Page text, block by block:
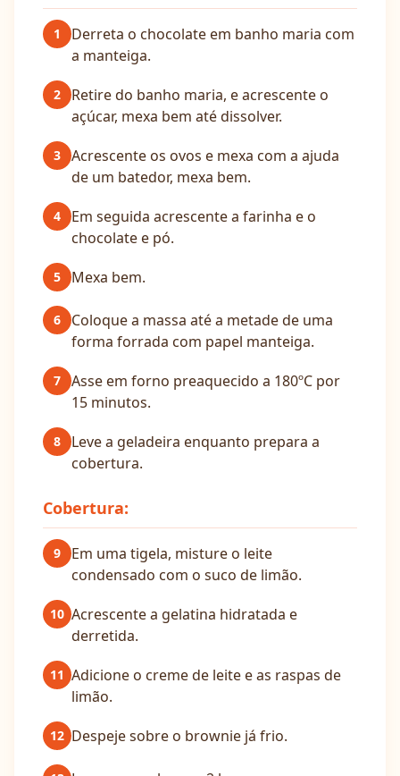
1
Derreta o chocolate em banho maria com
a manteiga.
2
Retire do banho maria, e acrescente o
açúcar, mexa bem até dissolver.
3
Acrescente os ovos e mexa com a ajuda
de um batedor, mexa bem.
4
Em seguida acrescente a farinha e o
chocolate e pó.
5 Mexa bem.
6
Coloque a massa até a metade de uma
forma forrada com papel manteiga.
7
Asse em forno preaquecido a 180ºC por
15 minutos.
8
Leve a geladeira enquanto prepara a
cobertura.
Cobertura:
9
Em uma tigela, misture o leite
condensado com o suco de limão.
10 Acrescente a gelatina hidratada e
derretida.
11 Adicione o creme de leite e as raspas de
limão.
12 Despeje sobre o brownie já frio.